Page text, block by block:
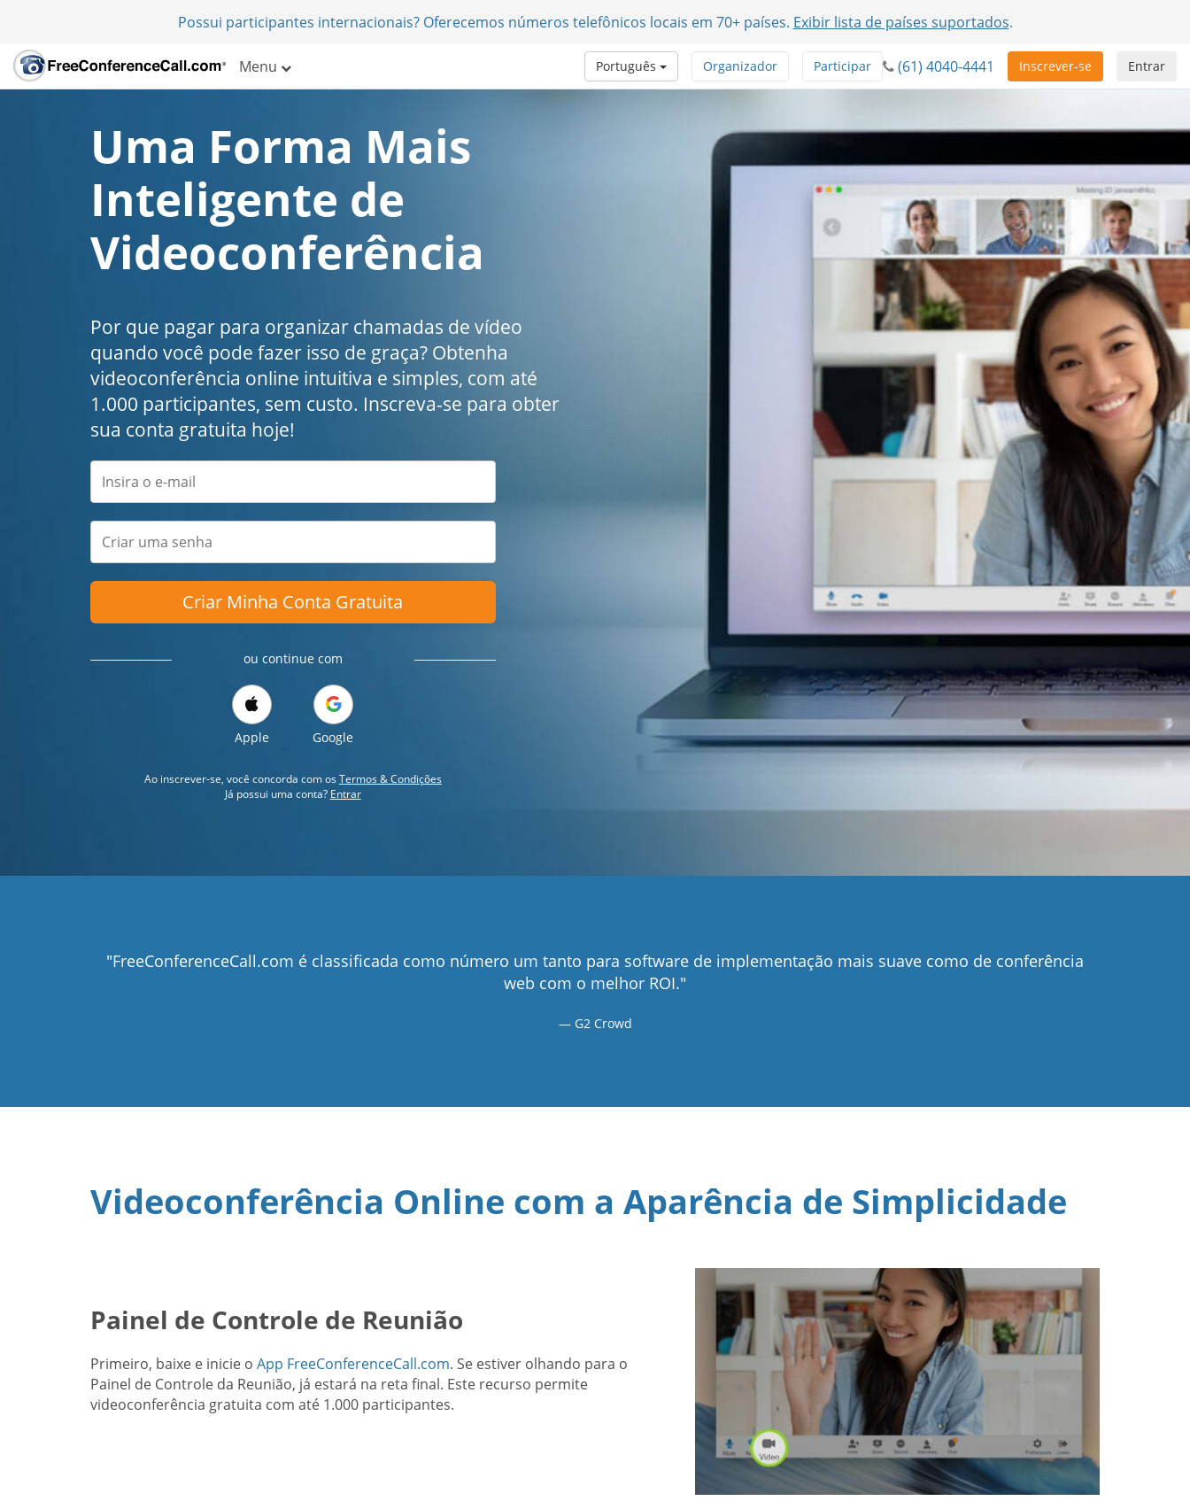
Possui participantes internacionais? Oferecemos números telefônicos locais em 70+ países. Exibir lista de países suportados.
Menu Entrar
Inscrever-se
(61) 4040-4441
Participar
Organizador
Português
Uma Forma Mais
Inteligente de
Videoconferência
Por que pagar para organizar chamadas de vídeo
quando você pode fazer isso de graça? Obtenha
videoconferência online intuitiva e simples, com até
1.000 participantes, sem custo. Inscreva-se para obter
sua conta gratuita hoje!
Criar Minha Conta Gratuita
ou continue com
Apple Google
Ao inscrever-se, você concorda com os Termos & Condições
Já possui uma conta? Entrar
"FreeConferenceCall.com é classificada como número um tanto para software de implementação mais suave como de conferência
web com o melhor ROI."
G2 Crowd
Videoconferência Online com a Aparência de Simplicidade
Painel de Controle de Reunião
Primeiro, baixe e inicie o App FreeConferenceCall.com. Se estiver olhando para o
Painel de Controle da Reunião, já estará na reta final. Este recurso permite
videoconferência gratuita com até 1.000 participantes.